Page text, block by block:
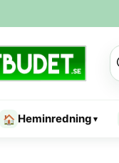
🏠 Heminredning ▾